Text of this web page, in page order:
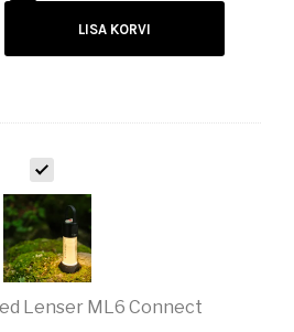
LISA KORVI
L
E
D
L
E
N
S
E
Lenser ML6 Connect